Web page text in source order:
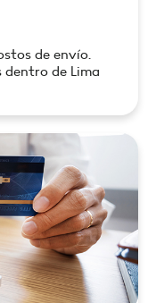
de envío.
dentro de Lima